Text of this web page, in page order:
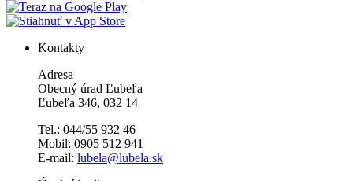
Kontakty
Adresa
Obecný úrad Ľubeľa
Ľubeľa 346, 032 14
Tel.: 044/55 932 46
Mobil: 0905 512 941
E-mail: lubela@lubela.sk